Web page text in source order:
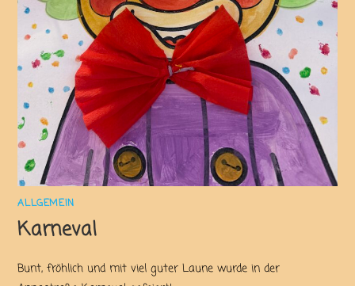
ALLGEMEIN
Karneval
Bunt, fröhlich und mit viel guter Laune wurde in der